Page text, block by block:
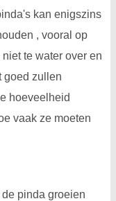
kan enigszins
, vooral op
te water over en
goed zullen
hoeveelheid
vaak ze moeten
pinda groeien